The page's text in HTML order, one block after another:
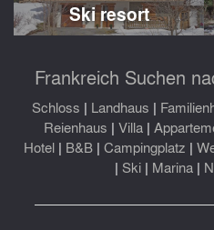
Ski resort
Frankreich Suchen
Schloss | Landhaus |
Reienhaus | Villa |
Hotel | B&B | Campingplatz |
| Ski | Marina |